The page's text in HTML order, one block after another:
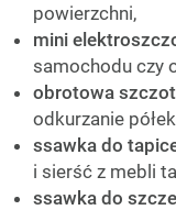
powierzchni,
mini
samochodu czy
obrotowa
odkurzanie
ssawka do
i sierść z mebli
ssawka do